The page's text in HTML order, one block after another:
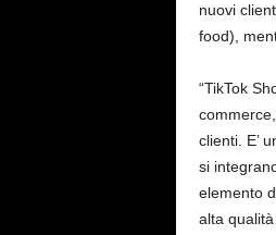
nuovi
food),
“TikTok
clienti. E’
si
elemento
alta